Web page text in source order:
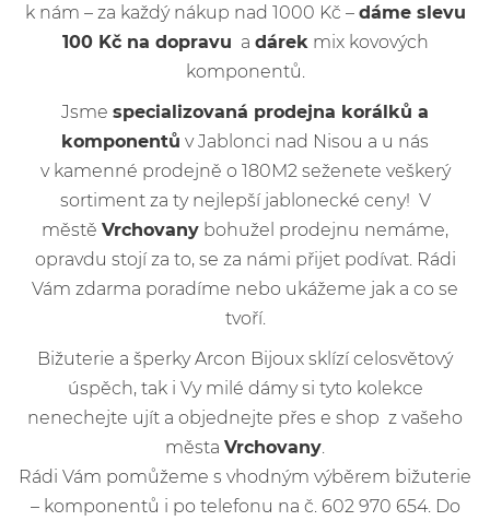
k nám – za každý nákup nad 1000 Kč – dáme slevu
100 Kč na dopravu a dárek mix kovových
komponentů.
Jsme specializovaná prodejna korálků a
komponentů v Jablonci nad Nisou a u nás
v kamenné prodejně o 180M2 seženete veškerý
sortiment za ty nejlepší jablonecké ceny! V
městě Vrchovany bohužel prodejnu nemáme,
opravdu stojí za to, se za námi přijet podívat. Rádi
Vám zdarma poradíme nebo ukážeme jak a co se
tvoří.
Bižuterie a šperky Arcon Bijoux sklízí celosvětový
úspěch, tak i Vy milé dámy si tyto kolekce
nenechejte ujít a objednejte přes e shop z vašeho
města Vrchovany
Rádi Vám pomůžeme s vhodným výběrem bižuterie
– komponentů i po telefonu na č. 602 970 654. Do